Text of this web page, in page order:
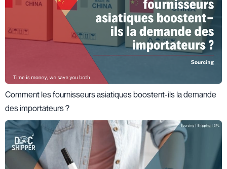
Comment les fournisseurs asiatiques boostent-ils la demande
des importateurs ?